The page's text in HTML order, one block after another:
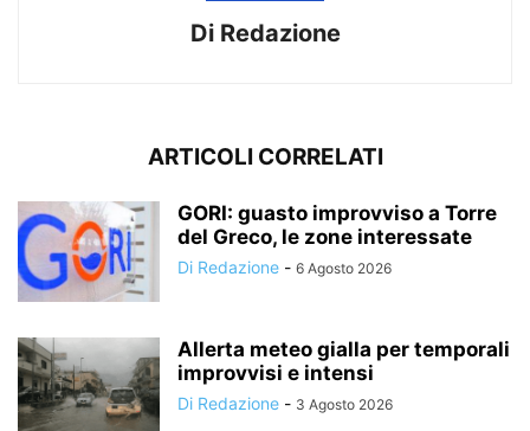
Di Redazione
ARTICOLI CORRELATI
GORI: guasto improvviso a Torre
del Greco, le zone interessate
Di Redazione - 6 Agosto 2026
Allerta meteo gialla per temporali
improvvisi e intensi
Di Redazione - 3 Agosto 2026